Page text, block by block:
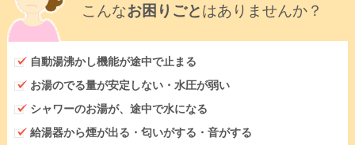
こんなお困りごとはありませんか？
自動湯沸かし機能が途中で止まる
お湯のでる量が安定しない・水圧が弱い
シャワーのお湯が、途中で水になる
給湯器から煙が出る・匂いがする・音がする